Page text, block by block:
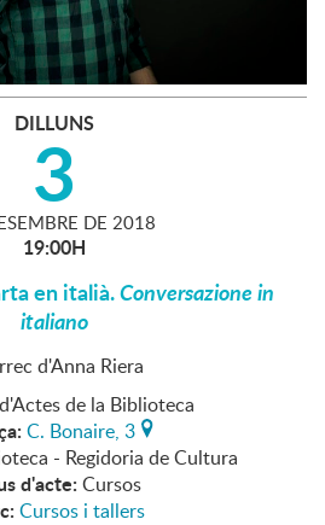
DILLUNS
3 DE 2018
19:00H
en italià.Conversazione in
italiano
d'Anna Riera
de la Biblioteca
C. Bonaire, 3
- Regidoria de Cultura
d'acte: Cursos
Cursos i tallers